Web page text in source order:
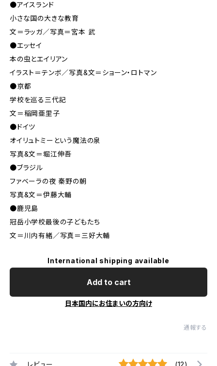
●アイスランド
小さな国の大きな教育
文＝ラッガ／写真＝宮本 武
●エッセイ
本の虫とエイリアン
イラスト＝テンボ／写真&文＝ショーン・ロトマン
●京都
学校を巡る三代記
文＝稲岡亜里子
●ドイツ
オイリュトミーという魔法の泉
写真&文＝堀江伸吾
●ブラジル
ファベーラの夜 秦野の朝
写真&文＝伊藤大輔
●鹿児島
冠岳小学校最後の子どもたち
文＝川内有緒／写真＝三好大輔
International shipping available
Add to cart
日本国内にお住まいの方向け
通報する
レビュー (12)